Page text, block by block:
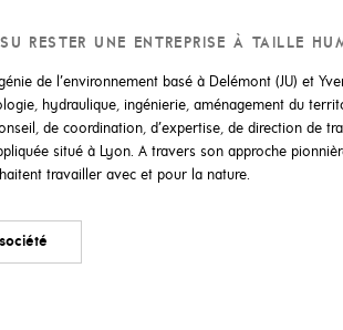
RESTER UNE ENTREPRISE À TAILLE
de l’environnement basé à Delémont (JU) et
hydraulique, ingénierie, aménagement du
de coordination, d’expertise, de direction de
situé à Lyon. A travers son approche
travailler avec et pour la nature.